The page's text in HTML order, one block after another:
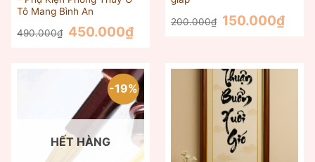
Tô Mang Bình An
490.000₫
Giá
gốc
450.000₫Giá
hiện
200.000₫ Giá
gốc
150.000₫Giá
hiện
-19%
HẾT HÀNG